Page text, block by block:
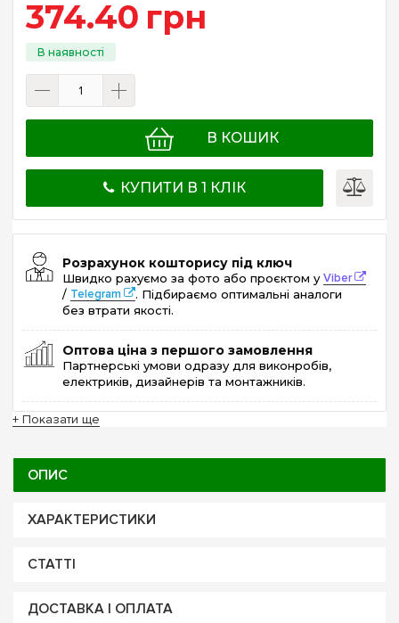
374.40 грн
В КОШИК
КУПИТИ В 1 КЛІК
Розрахунок кошторису під ключ
Швидко рахуємо за фото або проєктом уViber
/ Telegram
. Підбираємо оптимальні аналоги
без втрати якості.
Оптова ціна з першого замовлення
Партнерські умови одразу для виконробів,
електриків, дизайнерів та монтажників.
+ Показати ще
ОПИС
ХАРАКТЕРИСТИКИ
СТАТТІ
ДОСТАВКА І ОПЛАТА